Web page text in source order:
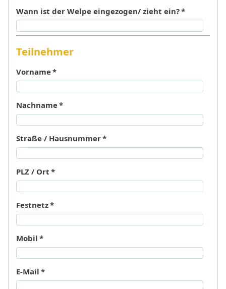
Wann ist der Welpe eingezogen/ zieht ein?*
Teilnehmer
Vorname*
Nachname*
Straße / Hausnummer*
PLZ / Ort *
Festnetz*
Mobil *
E-Mail *